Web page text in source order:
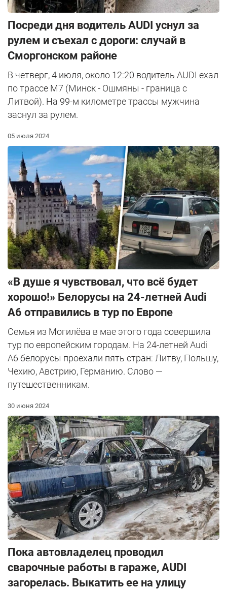
Посреди дня водитель AUDI уснул за
рулем и съехал с дороги: случай в
Сморгонском районе
В четверг, 4 июля, около 12:20 водитель AUDI ехал
по трассе М7 (Минск - Ошмяны - граница с
Литвой). На 99-м километре трассы мужчина
заснул за рулем.
05 июля 2024
«В душе я чувствовал, что всё будет
хорошо!» Белорусы на 24-летней Audi
A6 отправились в тур по Европе
Семья из Могилёва в мае этого года совершила
тур по европейским городам. На 24-летней Audi
A6 белорусы проехали пять стран: Литву, Польшу,
Чехию, Австрию, Германию. Слово —
путешественникам.
30 июня 2024
Пока автовладелец проводил
сварочные работы в гараже, AUDI
загорелась. Выкатить ее на улицу